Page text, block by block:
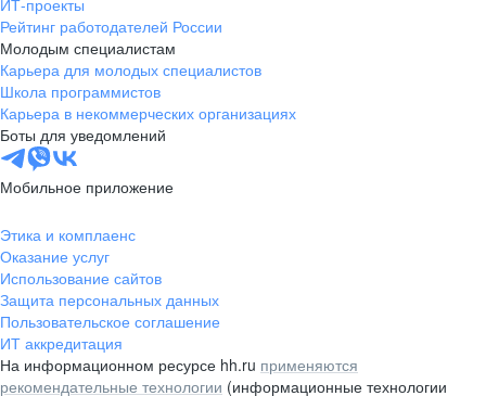
Рейтинг работодателей России
Молодым специалистам
Карьера для молодых специалистов
Школа программистов
Карьера в некоммерческих организациях
Боты для уведомлений
Мобильное приложение
Этика и комплаенс
Оказание услуг
Использование сайтов
Защита персональных данных
Пользовательское соглашение
ИТ аккредитация
На информационном ресурсе hh.ru применяются
рекомендательные технологии (информационные технологии